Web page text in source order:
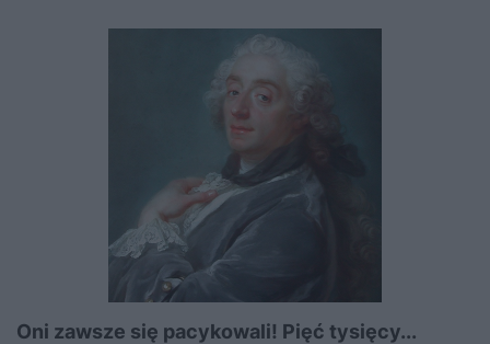
Oni zawsze się pacykowali! Pięć tysięcy...